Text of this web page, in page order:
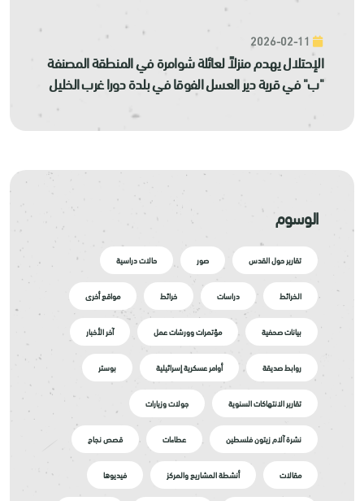
الإحتلال يهدم منزلاً لعائلة شوامرة في المنطقة المصنفة
"ب" في قرية دير العسل الفوقا في بلدة دورا غرب الخليل
الوسوم
تقارير حول القدس صور حالات دراسية
الخرائط دراسات خرائط مواقع أخرى
بيانات صحفية مؤتمرات وورشات عمل آخر الأخبار
روابط صديقة أوامر عسكرية إسرائيلية بوستر
تقارير الانتهاكات السنوية جولات وزيارات
نشرة آلام زيتون فلسطين عطاءات قصص نجاح
مقالات أنشطة المشاريع والمركز فيديوها